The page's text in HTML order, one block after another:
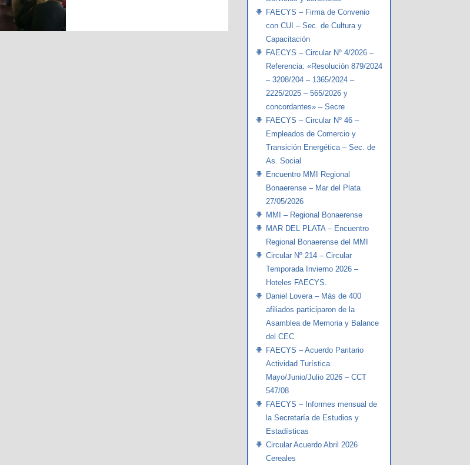
FAECYS – Firma de Convenio
con CUI – Sec. de Cultura y
Capacitación
FAECYS – Circular Nº 4/2026 –
Referencia: «Resolución 879/2024
– 3208/204 – 1365/2024 –
2225/2025 – 565/2026 y
concordantes» – Secre
FAECYS – Circular Nº 46 –
Empleados de Comercio y
Transición Energética – Sec. de
As. Social
Encuentro MMI Regional
Bonaerense – Mar del Plata
27/05/2026
MMI – Regional Bonaerense
MAR DEL PLATA – Encuentro
Regional Bonaerense del MMI
Circular Nº 214 – Circular
Temporada Invierno 2026 –
Hoteles FAECYS.
Daniel Lovera – Más de 400
afiliados participaron de la
Asamblea de Memoria y Balance
del CEC
FAECYS – Acuerdo Paritario
Actividad Turística
Mayo/Junio/Julio 2026 – CCT
547/08
FAECYS – Informes mensual de
la Secretaría de Estudios y
Estadísticas
Circular Acuerdo Abril 2026
Cereales